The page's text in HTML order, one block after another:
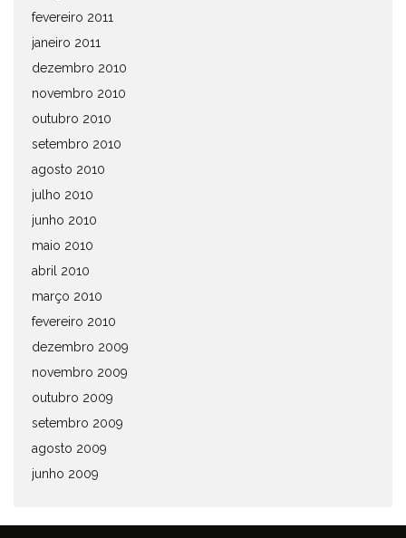
fevereiro 2011
janeiro 2011
dezembro 2010
novembro 2010
outubro 2010
setembro 2010
agosto 2010
julho 2010
junho 2010
maio 2010
abril 2010
março 2010
fevereiro 2010
dezembro 2009
novembro 2009
outubro 2009
setembro 2009
agosto 2009
junho 2009